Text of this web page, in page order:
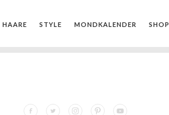
HAARE STYLE MONDKALENDER SHOP